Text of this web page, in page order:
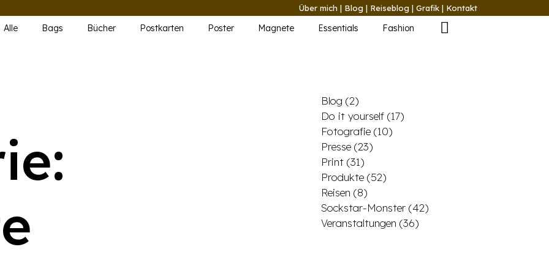
Über mich | Blog | Reiseblog | Grafik | Kontakt
Alle Bags Bücher Postkarten Poster Magnete Essentials Fashion
Blog (2)
Do it yourself (17)
Fotografie (10)
Presse (23)
Print (31)
Produkte (52)
Reisen (8)
Sockstar-Monster (42)
Veranstaltungen (36)